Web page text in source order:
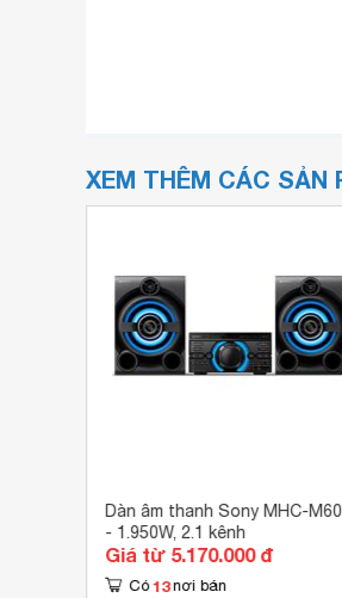
XEM THÊM CÁC
Dàn âm thanh Sony MHC-
- 1.950W, 2.1 kênh
Giá từ 5.170.000 đ
Có 13 nơi bán